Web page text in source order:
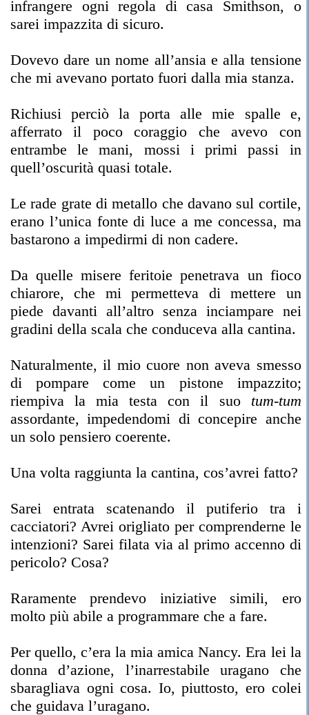
infrangere ogni regola di casa Smithson, o
sarei impazzita di sicuro.
Dovevo dare un nome all’ansia e alla tensione
che mi avevano portato fuori dalla mia stanza.
Richiusi perciò la porta alle mie spalle e,
afferrato il poco coraggio che avevo con
entrambe le mani, mossi i primi passi in
quell’oscurità quasi totale.
Le rade grate di metallo che davano sul cortile,
erano l’unica fonte di luce a me concessa, ma
bastarono a impedirmi di non cadere.
Da quelle misere feritoie penetrava un fioco
chiarore, che mi permetteva di mettere un
piede davanti all’altro senza inciampare nei
gradini della scala che conduceva alla cantina.
Naturalmente, il mio cuore non aveva smesso
di pompare come un pistone impazzito;
riempiva la mia testa con il suo tum-tum
assordante, impedendomi di concepire anche
un solo pensiero coerente.
Una volta raggiunta la cantina, cos’avrei fatto?
Sarei entrata scatenando il putiferio tra i
cacciatori? Avrei origliato per comprenderne le
intenzioni? Sarei filata via al primo accenno di
pericolo? Cosa?
Raramente prendevo iniziative simili, ero
molto più abile a programmare che a fare.
Per quello, c’era la mia amica Nancy. Era lei la
donna d’azione, l’inarrestabile uragano che
sbaragliava ogni cosa. Io, piuttosto, ero colei
che guidava l’uragano.